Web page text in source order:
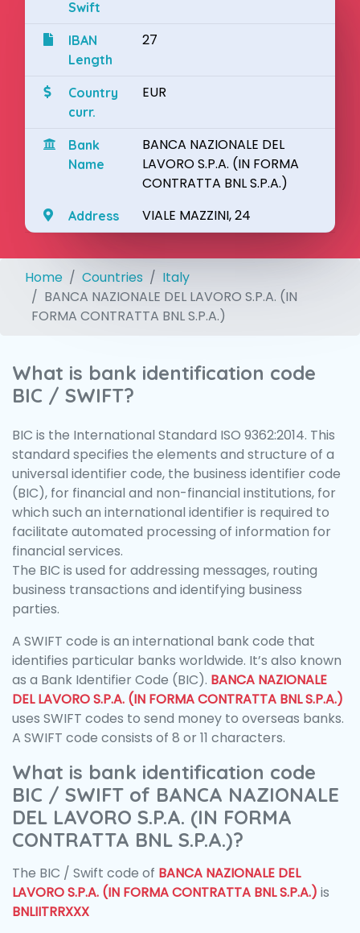
Swift
IBAN
Length
27
Country
curr.
EUR
Bank
Name
BANCA NAZIONALE DEL
LAVORO S.P.A. (IN FORMA
CONTRATTA BNL S.P.A.)
Address VIALE MAZZINI, 24
Home Countries
Italy
BANCA NAZIONALE DEL LAVORO S.P.A. (IN
FORMA CONTRATTA BNL S.P.A.)
What is bank identification code
BIC / SWIFT?
BIC is the International Standard ISO 9362:2014. This
standard specifies the elements and structure of a
universal identifier code, the business identifier code
(BIC), for financial and non-financial institutions, for
which such an international identifier is required to
facilitate automated processing of information for
financial services.
The BIC is used for addressing messages, routing
business transactions and identifying business
parties.
A SWIFT code is an international bank code that
identifies particular banks worldwide. It’s also known
as a Bank Identifier Code (BIC). BANCA NAZIONALE
DEL LAVORO S.P.A. (IN FORMA CONTRATTA BNL S.P.A.)
uses SWIFT codes to send money to overseas banks.
A SWIFT code consists of 8 or 11 characters.
What is bank identification code
BIC / SWIFT of BANCA NAZIONALE
DEL LAVORO S.P.A. (IN FORMA
CONTRATTA BNL S.P.A.)?
The BIC / Swift code of BANCA NAZIONALE DEL
LAVORO S.P.A. (IN FORMA CONTRATTA BNL S.P.A.) is
BNLIITRRXXX